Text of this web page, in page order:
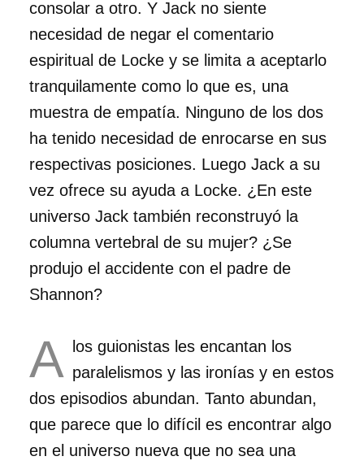
consolar a otro. Y Jack no siente
necesidad de negar el comentario
espiritual de Locke y se limita a aceptarlo
tranquilamente como lo que es, una
muestra de empatía. Ninguno de los dos
ha tenido necesidad de enrocarse en sus
respectivas posiciones. Luego Jack a su
vez ofrece su ayuda a Locke. ¿En este
universo Jack también reconstruyó la
columna vertebral de su mujer? ¿Se
produjo el accidente con el padre de
Shannon?
A
los guionistas les encantan los
paralelismos y las ironías y en estos
dos episodios abundan. Tanto abundan,
que parece que lo difícil es encontrar algo
en el universo nueva que no sea una